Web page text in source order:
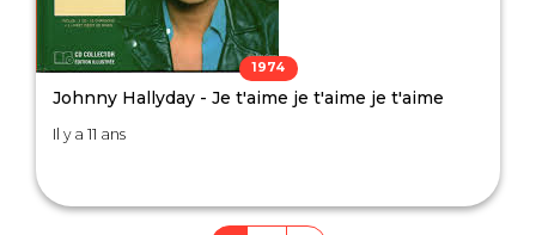
1974
Johnny Hallyday - Je t'aime je t'aime je t'aime
Il y a 11 ans